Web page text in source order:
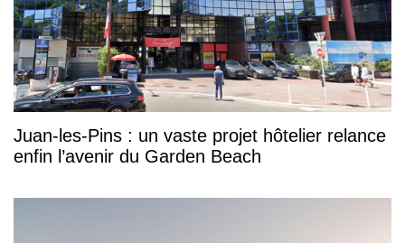
Juan-les-Pins : un vaste projet hôtelier relance
enfin l’avenir du Garden Beach